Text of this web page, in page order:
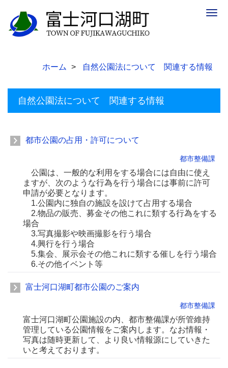
ホーム 自然公園法について 関連する情報
自然公園法について 関連する情報
都市公園の占用・許可について
都市整備課
公園は、一般的な利用をする場合には自由に使え
ますが、次のような行為を行う場合には事前に許可
申請が必要となります。
1.公園内に独自の施設を設けて占用する場合
2.物品の販売、募金その他これに類する行為をする
場合
3.写真撮影や映画撮影を行う場合
4.興行を行う場合
5.集会、展示会その他これに類する催しを行う場合
6.その他イベント等
富士河口湖町都市公園のご案内
都市整備課
富士河口湖町公園施設の内、都市整備課が所管維持
管理している公園情報をご案内します。なお情報・
写真は随時更新して、より良い情報源にしていきた
いと考えております。